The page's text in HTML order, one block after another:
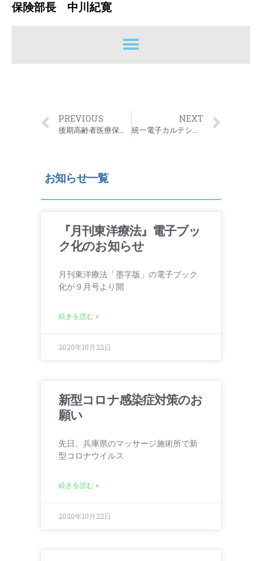
保険部長 中川紀寛
PREVIOUS NEXT
お知らせ一覧
『月刊東洋療法』電子ブッ
ク化のお知らせ
月刊東洋療法「墨字版」の電子ブック
化が９月号より開
続きを読む »
2020年10月22日
新型コロナ感染症対策のお
願い
先日、兵庫県のマッサージ施術所で新
型コロナウイルス
続きを読む »
2020年10月22日